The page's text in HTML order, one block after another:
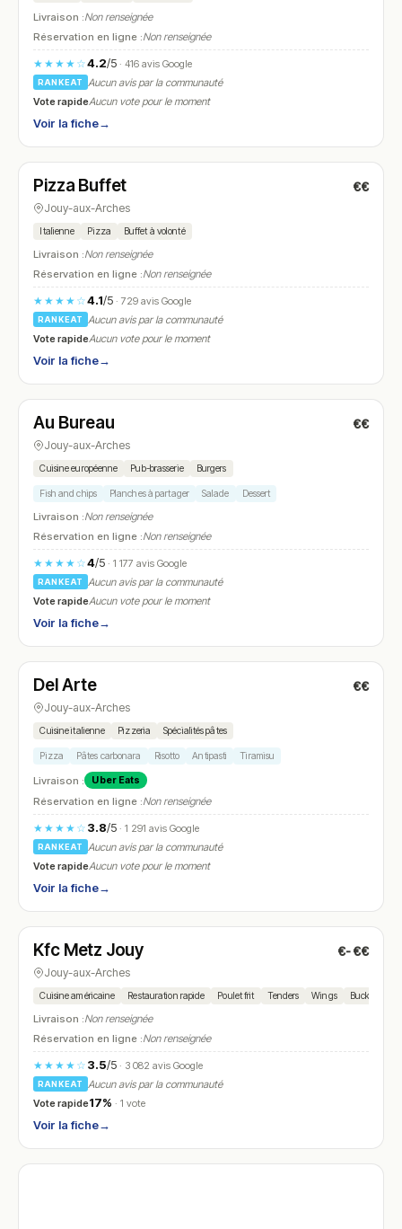
Livraison :Non renseignée
Réservation en ligne :Non renseignée
★★★★☆4.2/5· 416 avis Google
RANKEAT
Aucun avis par la communauté
Vote rapideAucun vote pour le moment
Voir la fiche→
N° 10
Pizza Buffet €€
Jouy-aux-Arches
Italienne Pizza Buffet à volonté
Livraison :Non renseignée
Réservation en ligne :Non renseignée
★★★★☆4.1/5· 729 avis Google
RANKEAT
Aucun avis par la communauté
Vote rapideAucun vote pour le moment
Voir la fiche→
N° 11
Au Bureau €€
Jouy-aux-Arches
Cuisine européenne Pub-brasserie Burgers
Fish and chips Planches à partager Salade Dessert
Livraison :Non renseignée
Réservation en ligne :Non renseignée
★★★★☆4/5· 1 177 avis Google
RANKEAT
Aucun avis par la communauté
Vote rapideAucun vote pour le moment
Voir la fiche→
N° 12
Del Arte €€
Jouy-aux-Arches
Cuisine italienne Pizzeria Spécialités pâtes
Pizza Pâtes carbonara Risotto Antipasti Tiramisu
Livraison : Uber Eats
Réservation en ligne :Non renseignée
★★★★☆ 3.8/5· 1 291 avis Google
RANKEAT
Aucun avis par la communauté
Vote rapideAucun vote pour le moment
Voir la fiche→
N° 13
Kfc Metz Jouy €-€€
Jouy-aux-Arches
Cuisine américaine Restauration rapide Poulet frit Tenders Wings Bucket
Livraison :Non renseignée
Réservation en ligne :Non renseignée
★★★★☆ 3.5/5· 3 082 avis Google
RANKEAT
Aucun avis par la communauté
Vote rapide17% · 1 vote
Voir la fiche→